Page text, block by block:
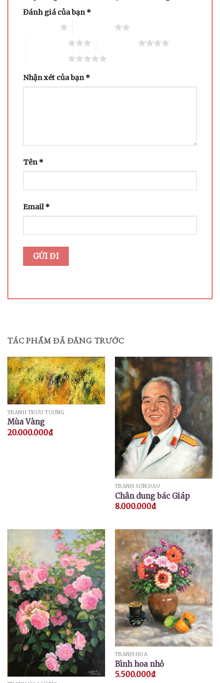
Đánh giá của bạn*
Nhận xét của bạn*
Tên*
Email*
TÁC PHẨM ĐÃ ĐĂNG TRƯỚC
TRANH TRỪU TƯỢNG
Mùa Vàng
20.000.000₫
TRANH SƠN DẦU
Chân dung bác Giáp
8.000.000₫
TRANH HOA
Bình hoa nhỏ
5.500.000₫